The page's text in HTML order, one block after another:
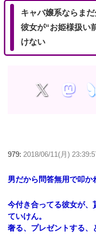
キャバ嬢系ならま
彼女が“お姫様扱い
けない
979: 2018/06/11(月)
男だから問答無用で叩
今付き合ってる彼女が、
ていけん。
奢る、プレゼントする、